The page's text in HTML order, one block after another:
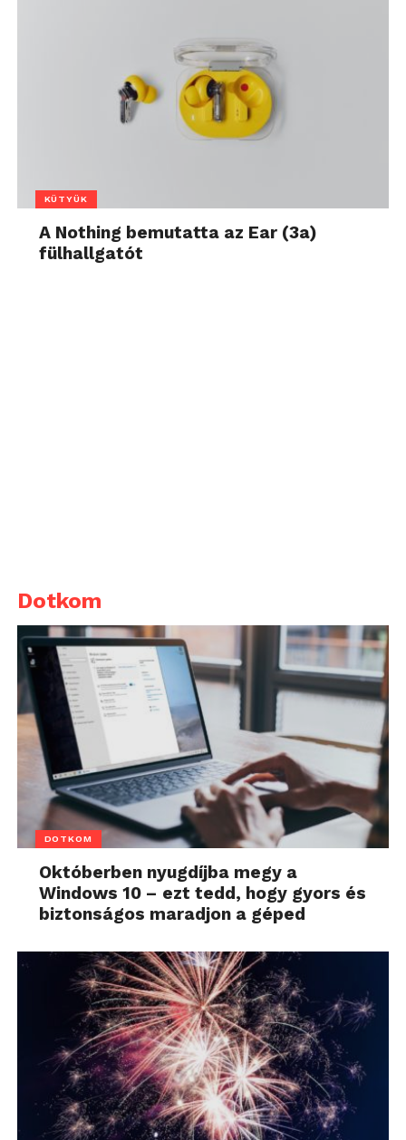
KÜTYÜK
A Nothing bemutatta az Ear (3a)
fülhallgatót
Dotkom
DOTKOM
Októberben nyugdíjba megy a
Windows 10 – ezt tedd, hogy gyors és
biztonságos maradjon a géped